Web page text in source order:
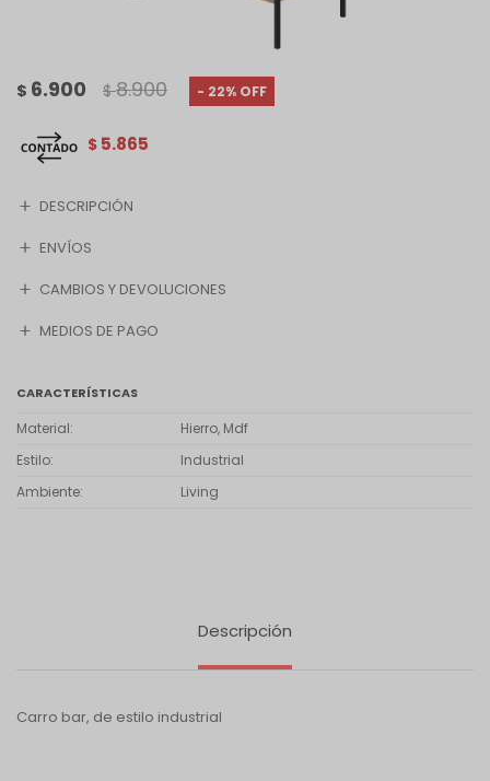
$ 6.900 $ 8.900 22
$ 5.865
DESCRIPCIÓN
ENVÍOS
CAMBIOS Y DEVOLUCIONES
MEDIOS DE PAGO
CARACTERÍSTICAS
Material
Hierro, Mdf
Estilo
Industrial
Ambiente
Living
Descripción
Carro bar, de estilo industrial